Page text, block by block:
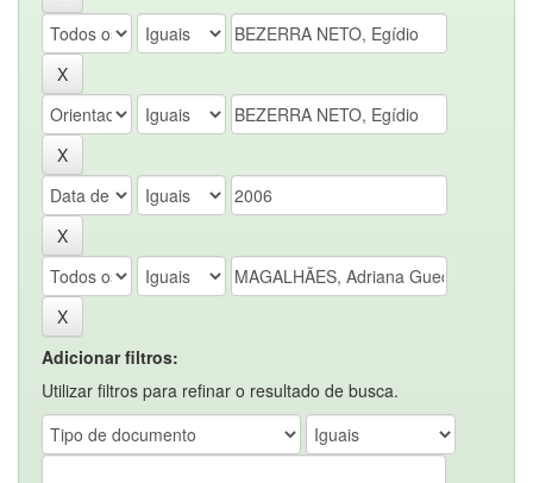
Adicionar filtros:
Utilizar filtros para refinar o resultado de busca.